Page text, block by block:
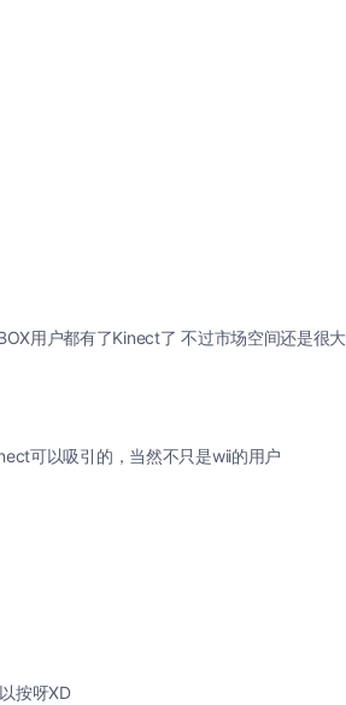
用户都有了Kinect了 不过市场空间还是很大
可以吸引的，当然不只是wii的用户
按呀XD